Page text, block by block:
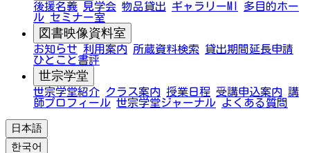
後援名義 見学会 物品貸出 ギャラリーMI
多目的ホー
ル セミナー室
図書映像資料室
お知らせ 利用案内 所蔵資料検索
貸出期間延長申請
ひとこと書評
世宗学堂
世宗学堂紹介 クラス案内 授業日程 受講申込案内 講
師プロフィール 世宗学堂ジャーナル よくある質問
日本語
한국어